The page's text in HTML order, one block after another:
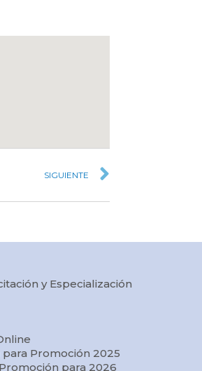
SIGUIENTE
y Especialización
Promoción 2025
para 2026